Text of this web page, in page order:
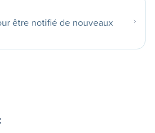
être notifié de nouveaux